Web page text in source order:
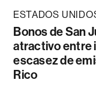
ESTADOS
Bonos de San
atractivo entre
escasez de
Rico